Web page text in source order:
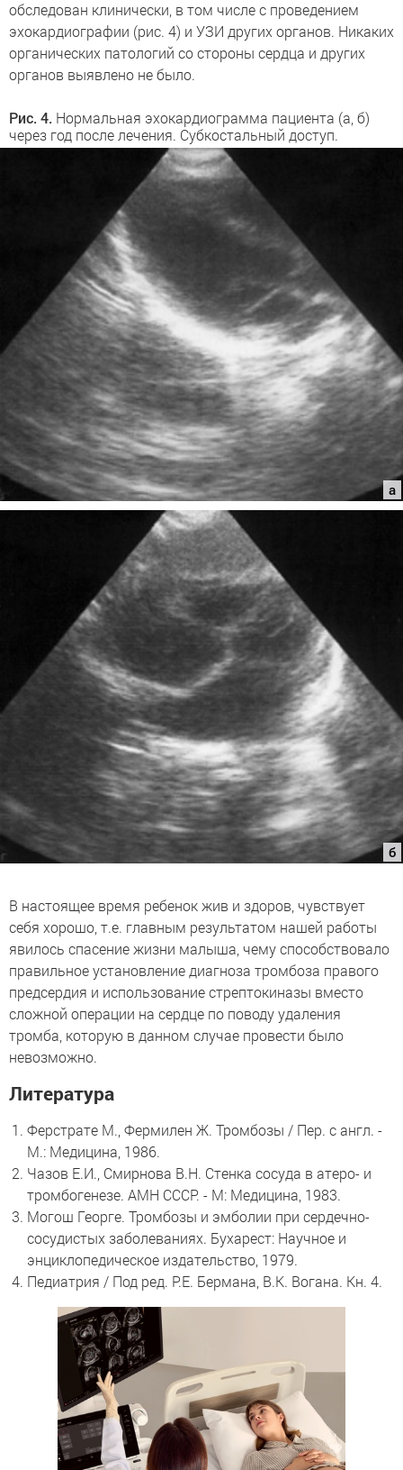
обследован клинически, в том числе с проведением
эхокардиографии (рис. 4) и УЗИ других органов. Никаких
органических патологий со стороны сердца и других
органов выявлено не было.
Рис. 4. Нормальная эхокардиограмма пациента (а, б)
через год после лечения. Субкостальный доступ.
В настоящее время ребенок жив и здоров, чувствует
себя хорошо, т.е. главным результатом нашей работы
явилось спасение жизни малыша, чему способствовало
правильное установление диагноза тромбоза правого
предсердия и использование стрептокиназы вместо
сложной операции на сердце по поводу удаления
тромба, которую в данном случае провести было
невозможно.
Литература
Ферстрате М., Фермилен Ж. Тромбозы / Пер. с англ. -
М.: Медицина, 1986.
Чазов Е.И., Смирнова В.Н. Стенка сосуда в атеро- и
тромбогенезе. АМН СССР. - М: Медицина, 1983.
Могош Георге. Тромбозы и эмболии при сердечно-
сосудистых заболеваниях. Бухарест: Научное и
энциклопедическое издательство, 1979.
Педиатрия / Под ред. Р.Е. Бермана, В.К. Вогана. Кн. 4.